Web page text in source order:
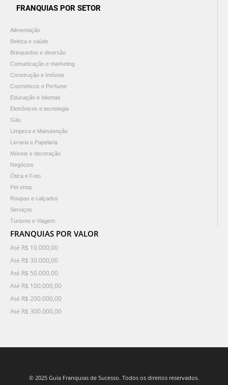
FRANQUIAS POR SETOR
Alimentação
Beleza e saúde
Brinquedos e diversão
Comunicação e marketing
Construção e Imóveis
Cosméticos e Perfume
Educação e Idiomas
Eletrônicos e tecnologia
Gás
Limpeza e Manutenção
Livraria e Papelaria
Móveis e decoração
Negócios
Ótica e Foto
Pet shop
Roupas e calçados
Serviços
Turismo e Viagem
FRANQUIAS POR VALOR
Até R$ 10.000,00
Até R$ 30.000,00
Até R$ 50.000,00
Até R$ 100.000,00
Até R$ 200.000,00
Até R$ 300.000,00
© 2025 Guia Franquias de Sucesso. Todos os direitos reservados.